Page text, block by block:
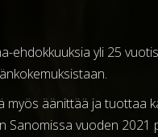
ehdokkuuksia yli 25
äänittää ja tuottaa
vuoden